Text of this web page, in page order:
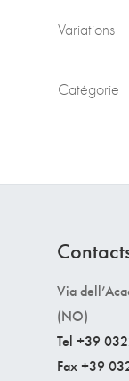
Variations
Catégorie
Via
(NO)
Tel +39
Fax +39